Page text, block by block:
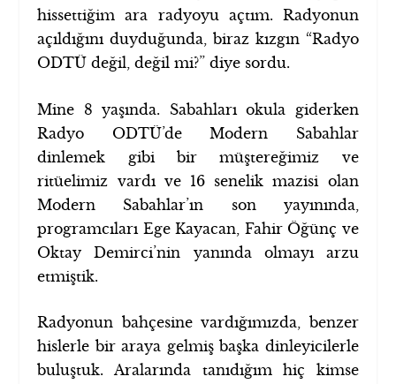
hissettiğim ara radyoyu açtım. Radyonun
açıldığını duyduğunda, biraz kızgın “Radyo
ODTÜ değil, değil mi?” diye sordu.
Mine 8 yaşında. Sabahları okula giderken
Radyo ODTÜ’de Modern Sabahlar
dinlemek gibi bir müştereğimiz ve
ritüelimiz vardı ve 16 senelik mazisi olan
Modern Sabahlar’ın son yayınında,
programcıları Ege Kayacan, Fahir Öğünç ve
Oktay Demirci’nin yanında olmayı arzu
etmiştik.
Radyonun bahçesine vardığımızda, benzer
hislerle bir araya gelmiş başka dinleyicilerle
buluştuk. Aralarında tanıdığım hiç kimse